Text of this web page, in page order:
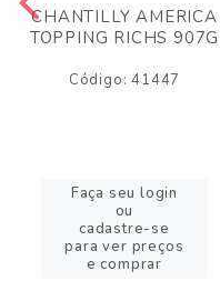
CHANTILLY AMERICA
TOPPING RICHS 907G
Código: 41447
Faça seu login
ou
cadastre-se
para ver preços
e comprar